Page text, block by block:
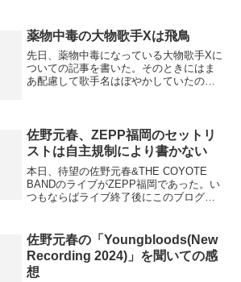
トラでの演奏を聞いてみるとなかなかい
い。ちょっと気分が高揚...
薬物中毒の大物歌手Xは飛鳥
先日、薬物中毒になっている大物歌手Xに
ついての記事を書いた。そのときにはま
あ配慮して歌手名はぼやかしていたのだ
かは知らないが、飛鳥...
佐野元春、ZEPP福岡のセットリ
ストは自主規制により書かない
本日、待望の佐野元春&THE COYOTE
BANDのライブがZEPP福岡であった。い
つもならばライブ終了後にこのブログに
うのもセットリストはいつも終演後に掲
示板に貼ら...
佐野元春の「Youngbloods(New
Recording 2024)」を聞いての感
想